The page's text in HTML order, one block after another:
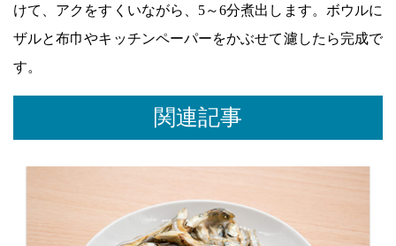
けて、アクをすくいながら、5～6分煮出します。ボウルに
ザルと布巾やキッチンペーパーをかぶせて濾したら完成で
す。
関連記事